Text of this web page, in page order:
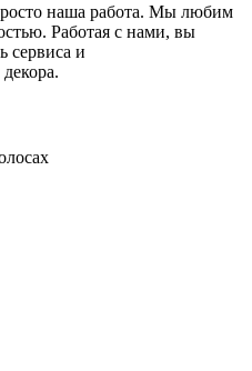
наша работа. Мы любим
Работая с нами, вы
сервиса и